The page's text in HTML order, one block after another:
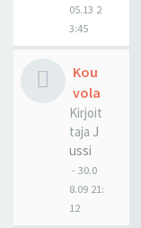
05.13 2
3:45
Kou
vola
Kirjoit
taja J
ussi
-30.0
8.09 21:
12